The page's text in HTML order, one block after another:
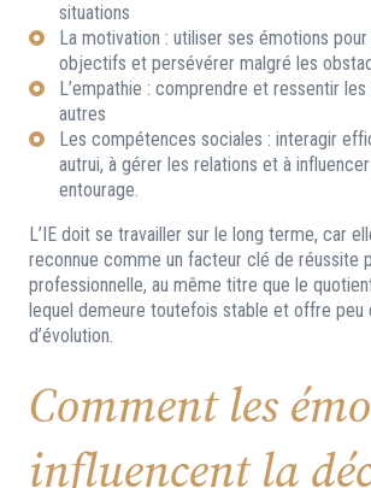
situations
La motivation : utiliser ses émotions
objectifs et persévérer malgré les
L’empathie : comprendre et ressentir
autres
Les compétences sociales : interagir
autrui, à gérer les relations et à
entourage.
L’IE doit se travailler sur le long terme, car
reconnue comme un facteur clé de réussite
professionnelle, au même titre que le
lequel demeure toutefois stable et offre peu
d’évolution.
Comment les
influencent la